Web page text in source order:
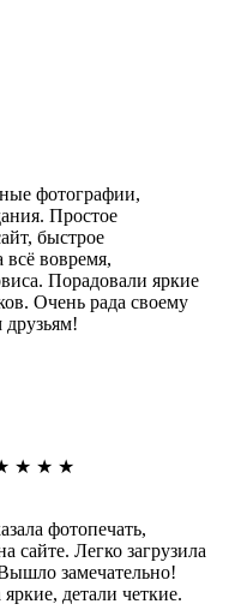
фотографии,
Простое
быстрое
вовремя,
Порадовали яркие
Очень рада своему
★ ★ ★
фотопечать,
Легко загрузила
замечательно!
детали четкие.